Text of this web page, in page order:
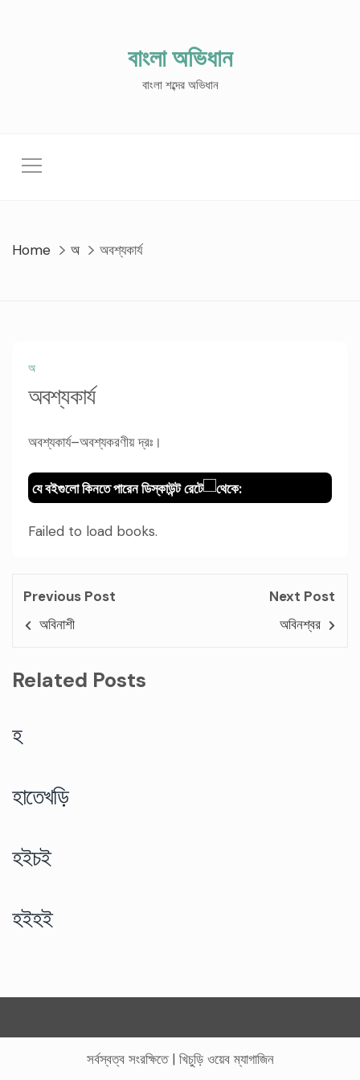
বাংলা অভিধান
বাংলা শব্দের অভিধান
Home অ অবশ্যকার্য
অ
অবশ্যকার্য
অবশ্যকার্য–অবশ্যকরণীয় দ্রঃ।
যে বইগুলো কিনতে পারেন ডিস্কাউন্ট রেটে থেকে:
Failed to load books.
Previous Post
অবিনাশী
Next Post
অবিনশ্বর
Related Posts
হ
হাতেখড়ি
হইচই
হইহই
সর্বস্বত্ব সংরক্ষিতে | খিচুড়ি ওয়েব ম্যাগাজিন